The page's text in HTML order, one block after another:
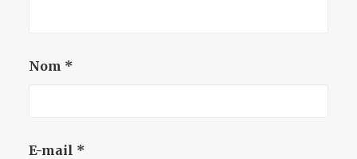
Nom *
E-mail *